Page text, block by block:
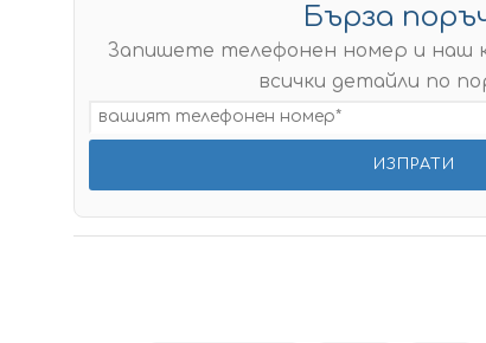
Бърза
Запишете телефонен номер и наш
всички детайли по